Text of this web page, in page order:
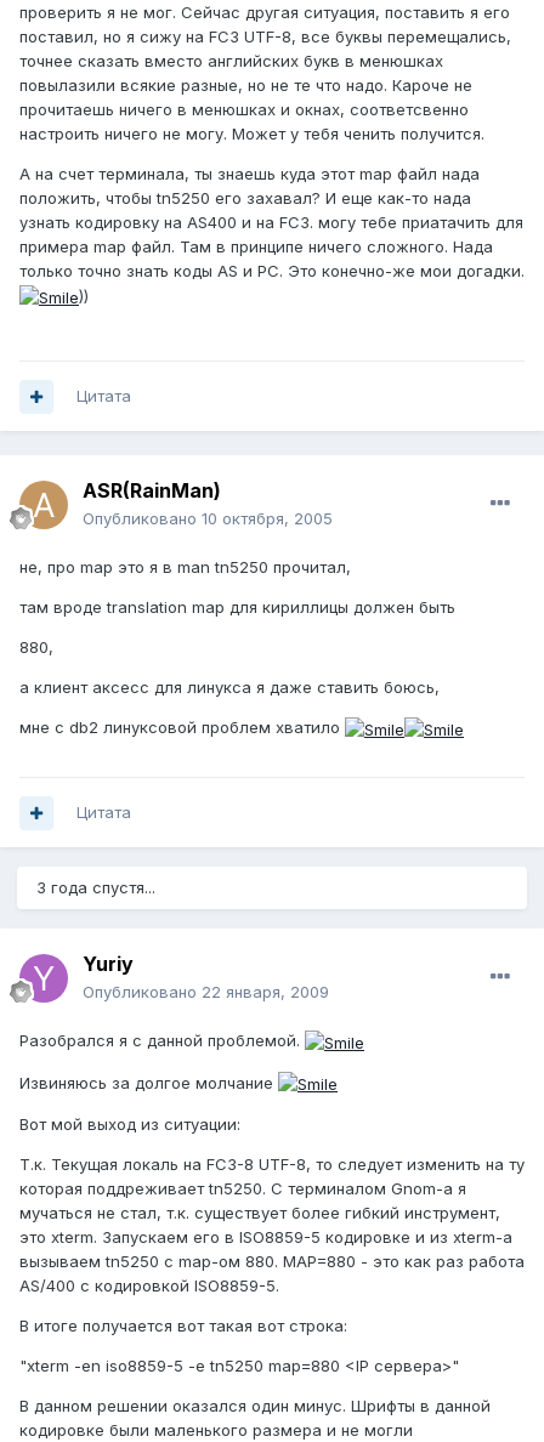
проверить я не мог. Сейчас другая ситуация, поставить я его
поставил, но я сижу на FC3 UTF-8, все буквы перемещались,
точнее сказать вместо английских букв в менюшках
повылазили всякие разные, но не те что надо. Кароче не
прочитаешь ничего в менюшках и окнах, соответсвенно
настроить ничего не могу. Может у тебя ченить получится.
А на счет терминала, ты знаешь куда этот map файл нада
положить, чтобы tn5250 его захавал? И еще как-то нада
узнать кодировку на AS400 и на FC3. могу тебе приатачить для
примера map файл. Там в принципе ничего сложного. Нада
только точно знать коды AS и PC. Это конечно-же мои догадки.
))
Цитата
ASR(RainMan)
Опубликовано 10 октября, 2005
не, про map это я в man tn5250 прочитал,
там вроде translation map для кириллицы должен быть
880,
а клиент аксесс для линукса я даже ставить боюсь,
мне с db2 линуксовой проблем хватило
Цитата
3 года спустя...
Yuriy
Опубликовано 22 января, 2009
Разобрался я с данной проблемой.
Извиняюсь за долгое молчание
Вот мой выход из ситуации:
Т.к. Текущая локаль на FC3-8 UTF-8, то следует изменить на ту
которая поддреживает tn5250. С терминалом Gnom-а я
мучаться не стал, т.к. существует более гибкий инструмент,
это xterm. Запускаем его в ISO8859-5 кодировке и из xterm-а
вызываем tn5250 с map-ом 880. MAP=880 - это как раз работа
AS/400 с кодировкой ISO8859-5.
В итоге получается вот такая вот строка:
"xterm -en iso8859-5 -e tn5250 map=880 <IP сервера>"
В данном решении оказался один минус. Шрифты в данной
кодировке были маленького размера и не могли